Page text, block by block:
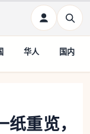
华人 国内
重览，